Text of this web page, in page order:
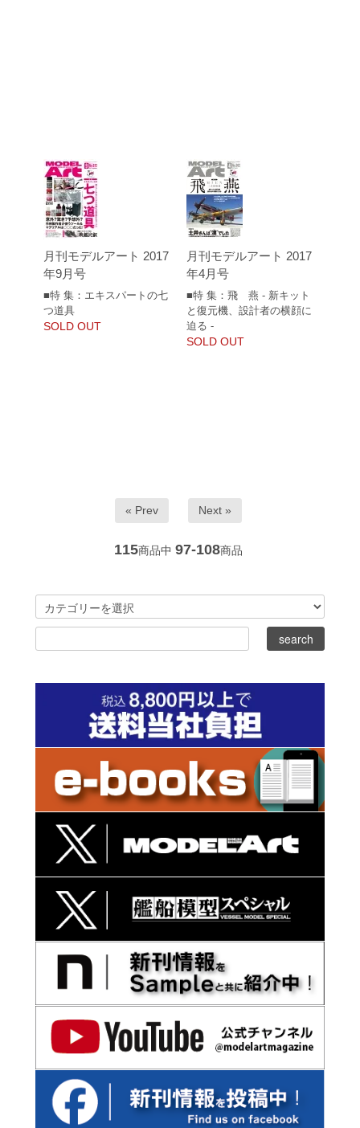
月刊モデルアート 2017
年9月号
■特 集：エキスパートの七
つ道具
SOLD OUT
月刊モデルアート 2017
年4月号
■特 集：飛 燕 - 新キット
と復元機、設計者の横顔に
迫る -
SOLD OUT
« Prev Next »
115商品中 97-108商品